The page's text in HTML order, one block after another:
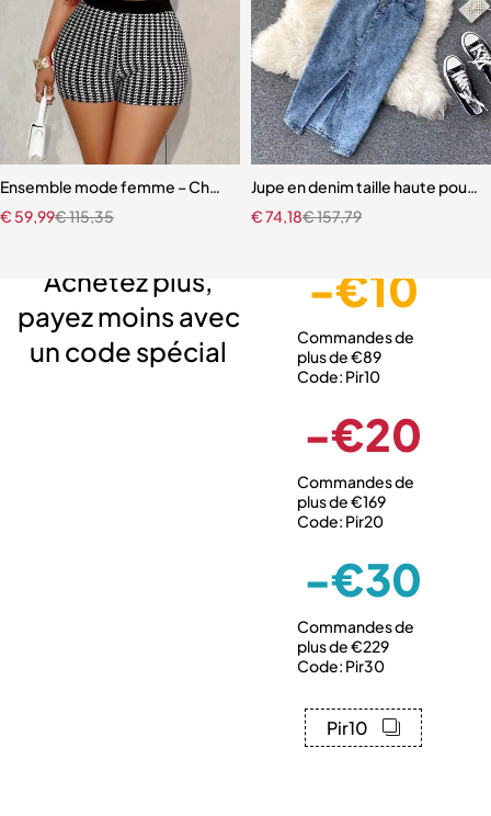
Ensemble mode femme – Chemise élégante et short tendance
€115,35
€ 59,99
Jupe en denim taille haute pour
€157,79
€74,18
Achetez plus,
payez moins avec
un code spécial
-€10
Commandes de
plus de €89
Code: Pir10
-€20
Commandes de
plus de €169
Code: Pir20
-€30
Commandes de
plus de €229
Code: Pir30
Pir10